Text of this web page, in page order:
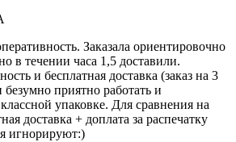
Заказала ориентировочно
в течении часа 1,5 доставили.
и бесплатная доставка (заказ на 3
приятно работать и
упаковке. Для сравнения на
доставка + доплата за распечатку
игнорируют:)